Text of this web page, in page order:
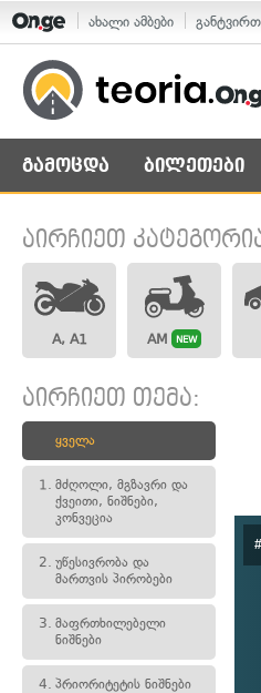
ახალი ამბები
გამოცდა ბილეთები
აირჩიეთ
A, A1 AM NEW
აირჩიეთ თემა:
ყველა
1. მძღოლი, მგზავრი და
ქვეითი, ნიშნები,
კონვეცია
2. უწესივრობა და
მართვის პირობები
3. მაფრთხილებელი
ნიშნები
4. პრიორიტეტის ნიშნები